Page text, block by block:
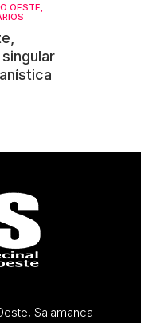
OESTE,
Salamanca